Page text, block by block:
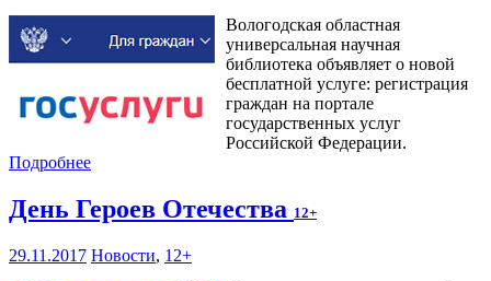
Вологодская областная
универсальная научная
библиотека объявляет о новой
бесплатной услуге: регистрация
граждан на портале
государственных услуг
Российской Федерации.
Подробнее
День Героев Отечества 12+
29.11.2017 Новости, 12+